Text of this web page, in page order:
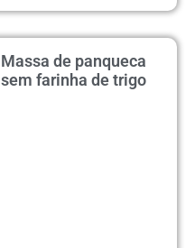
Massa de panqueca
sem farinha de trigo